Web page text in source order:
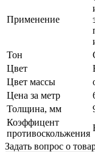
Применение
Тон
Цвет
Цвет массы
Цена за метр
Толщина, мм
Коэффицент
противоскольжения
Задать вопрос о